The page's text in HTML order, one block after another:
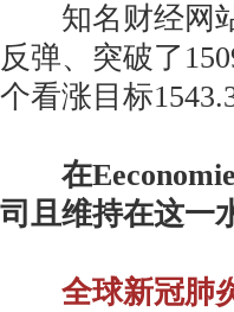
知名财经网站
反弹、突破了
个看涨目标
在
司且维持在这一
全球新冠肺